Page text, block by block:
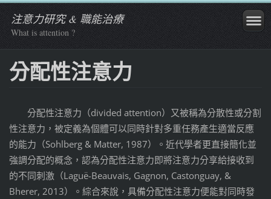
注意力研究 & 職能治療
What is attention ?
分配性注意力
分配性注意力（divided attention）又被稱為分散性或分割
性注意力，被定義為個體可以同時針對多重任務產生適當反應
的能力（Sohlberg & Matter, 1987）。近代學者更直接簡化並
強調分配的概念，認為分配性注意力即將注意力分享給接收到
的不同刺激（Laguë-Beauvais, Gagnon, Castonguay, &
Bherer, 2013）。綜合來說，具備分配性注意力便能對同時發